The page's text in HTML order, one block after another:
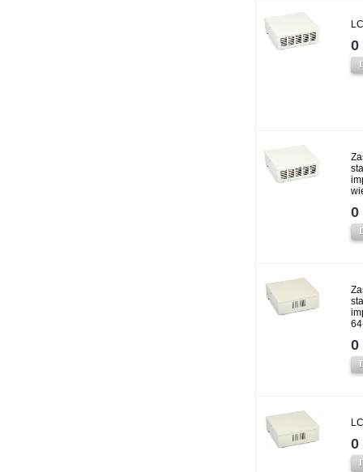
0
0
0
0